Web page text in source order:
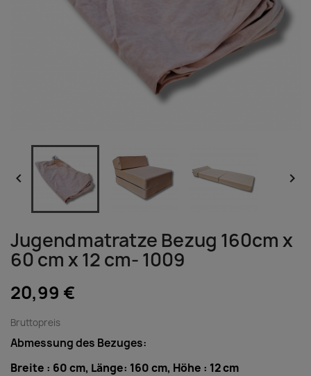
 
Jugendmatratze Bezug 160cm x
60 cm x 12 cm- 1009
20,99 €
Bruttopreis
Abmessung des Bezuges:
Breite : 60 cm, Länge: 160 cm, Höhe : 12 cm